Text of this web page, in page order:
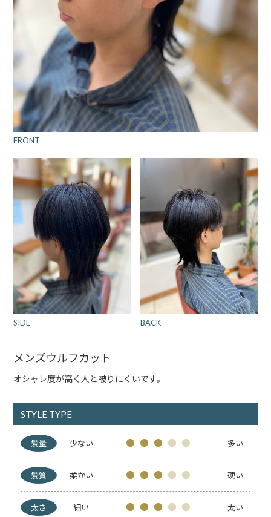
FRONT
SIDE BACK
メンズウルフカット
オシャレ度が高く人と被りにくいです。
STYLE TYPE
髪量 少ない 多い
髪質 柔かい 硬い
太さ 細い 太い